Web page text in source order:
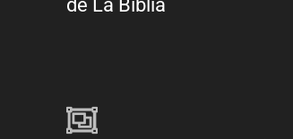
de La Biblia